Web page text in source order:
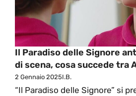
Il Paradiso delle Signore
di scena, cosa succede tra
2 Gennaio 2025I.B.
“Il Paradiso delle Signore” si